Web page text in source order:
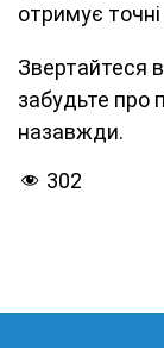
отримує точні
Звертайтеся
забудьте про
назавжди.
302